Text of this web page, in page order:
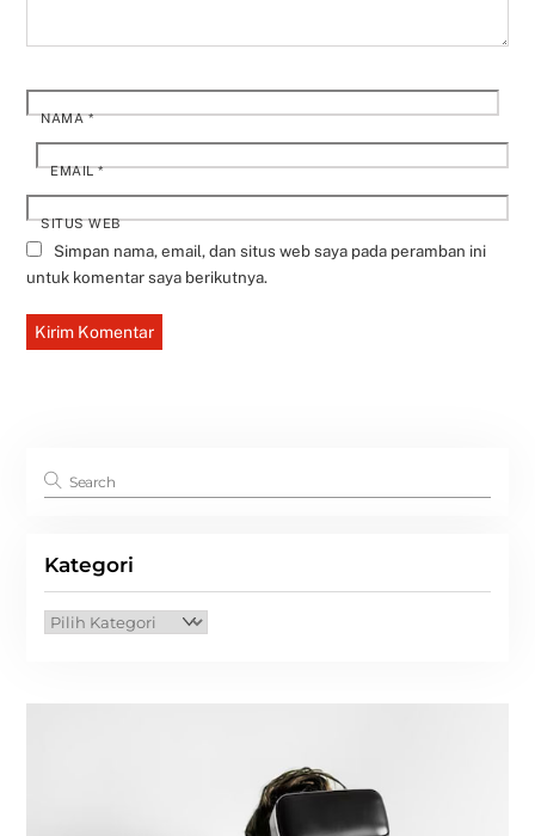
NAMA*
EMAIL*
SITUS WEB
Simpan nama, email, dan situs web saya pada peramban ini
untuk komentar saya berikutnya.
Kategori
Kategori